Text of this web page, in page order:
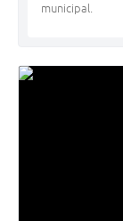
municipal.